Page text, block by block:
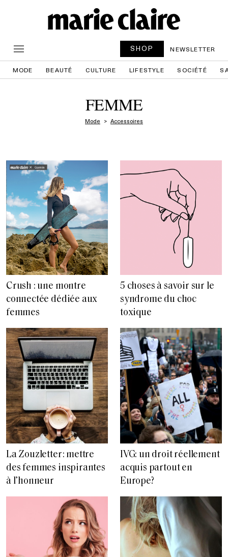
SHOP NEWSLETTER
MODE BEAUTÉ CULTURE LIFESTYLE SOCIÉTÉ
FEMME
Mode Accessoires
Crush : une montre
connectée dédiée aux
femmes
5 choses à savoir sur le
syndrome du choc
toxique
La Zouzletter: mettre
des femmes inspirantes
à l’honneur
IVG: un droit réellement
acquis partout en
Europe?